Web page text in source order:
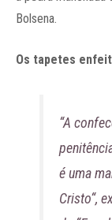
Bolsena.
Os tapetes
“A
é uma
Cristo“,